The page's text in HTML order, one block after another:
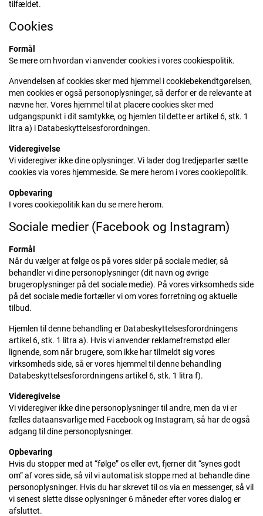
tilfældet.
Cookies
Formål
Se mere om hvordan vi anvender cookies i vores cookiespolitik.
Anvendelsen af cookies sker med hjemmel i cookiebekendtgørelsen,
men cookies er også personoplysninger, så derfor er de relevante at
nævne her. Vores hjemmel til at placere cookies sker med
udgangspunkt i dit samtykke, og hjemlen til dette er artikel 6, stk. 1
litra a) i Databeskyttelsesforordningen.
Videregivelse
Vi videregiver ikke dine oplysninger. Vi lader dog tredjeparter sætte
cookies via vores hjemmeside. Se mere herom i vores cookiepolitik.
Opbevaring
I vores cookiepolitik kan du se mere herom.
Sociale medier (Facebook og Instagram)
Formål
Når du vælger at følge os på vores sider på sociale medier, så
behandler vi dine personoplysninger (dit navn og øvrige
brugeroplysninger på det sociale medie). På vores virksomheds side
på det sociale medie fortæller vi om vores forretning og aktuelle
tilbud.
Hjemlen til denne behandling er Databeskyttelsesforordningens
artikel 6, stk. 1 litra a). Hvis vi anvender reklamefremstød eller
lignende, som når brugere, som ikke har tilmeldt sig vores
virksomheds side, så er vores hjemmel til denne behandling
Databeskyttelsesforordningens artikel 6, stk. 1 litra f).
Videregivelse
Vi videregiver ikke dine personoplysninger til andre, men da vi er
fælles dataansvarlige med Facebook og Instagram, så har de også
adgang til dine personoplysninger.
Opbevaring
Hvis du stopper med at “følge” os eller evt, fjerner dit “synes godt
om” af vores side, så vil vi automatisk stoppe med at behandle dine
personoplysninger. Hvis du har skrevet til os via en messenger, så vil
vi senest slette disse oplysninger 6 måneder efter vores dialog er
afsluttet.